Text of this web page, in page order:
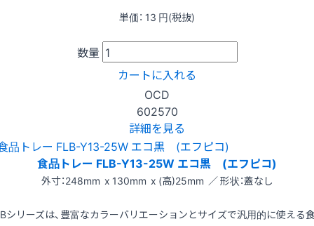
単価： 13 円(税抜)
数量
カートに入れる
OCD
602570
詳細を見る
食品トレー FLB-Y13-25W エコ黒 (エフピコ)
外寸：248mm x 130mm x (高)25mm ／ 形状：蓋なし
シリーズは、豊富なカラーバリエーションとサイズで汎用的に使える